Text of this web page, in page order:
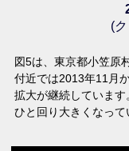
(
図5は、東京都小笠原
付近では2013年11月
拡大が継続していま
ひと回り大きくなって